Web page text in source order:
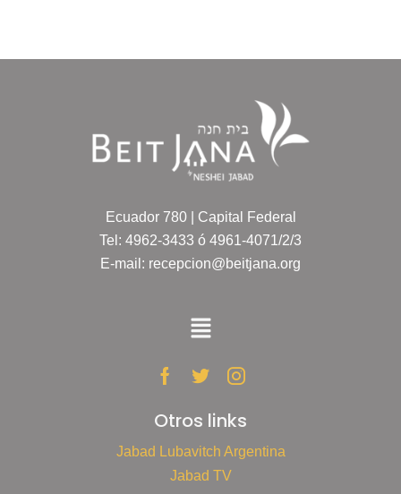
Ecuador 780 | Capital Federal
Tel: 4962-3433 ó 4961-4071/2/3
E-mail: recepcion@beitjana.org
Otros links
Jabad Lubavitch Argentina
Jabad TV